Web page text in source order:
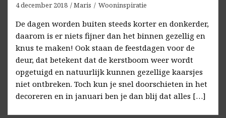
4 december 2018 Maris Wooninspiratie
De dagen worden buiten steeds korter en donkerder,
daarom is er niets fijner dan het binnen gezellig en
knus te maken! Ook staan de feestdagen voor de
deur, dat betekent dat de kerstboom weer wordt
opgetuigd en natuurlijk kunnen gezellige kaarsjes
niet ontbreken. Toch kun je snel doorschieten in het
decoreren en in januari ben je dan blij dat alles […]